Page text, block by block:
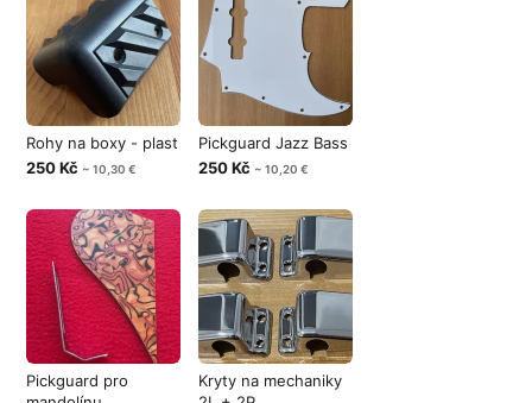
Rohy na boxy - plast
250 Kč ~ 10,30 €
Pickguard Jazz Bass
250 Kč ~ 10,20 €
Pickguard pro
Kryty na mechaniky